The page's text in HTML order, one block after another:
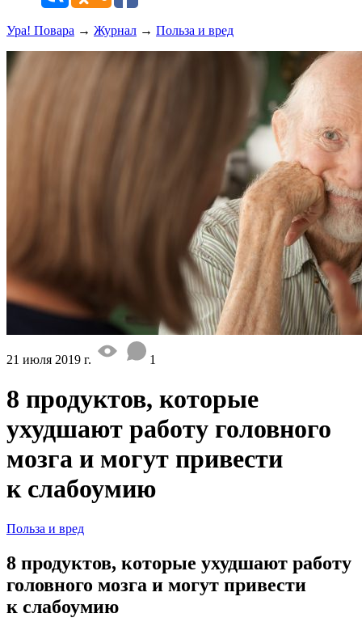
Ура! Повара → Журнал → Польза и вред
21 июля 2019 г. 1
8 продуктов, которые
ухудшают работу головного
мозга и могут привести
к слабоумию
Польза и вред
8 продуктов, которые ухудшают работу
головного мозга и могут привести
к слабоумию